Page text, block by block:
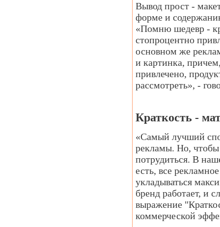
Вывод прост -
форме и
«Помню шедевр -
стопроцентно
основном же
и картинка,
привлечено,
рассмотреть», -
Краткость -
«Самый лучший
рекламы. Но, чтобы
потрудиться. В
есть, все
укладываться
бренд работает, и
выражение
коммерческой